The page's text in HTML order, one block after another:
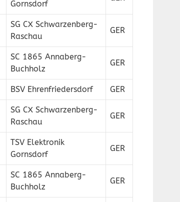
Gornsdorf
SG CX Schwarzenberg-
Raschau
GER
SC 1865 Annaberg-
Buchholz
GER
BSV Ehrenfriedersdorf GER
SG CX Schwarzenberg-
Raschau
GER
TSV Elektronik
Gornsdorf
GER
SC 1865 Annaberg-
Buchholz
GER